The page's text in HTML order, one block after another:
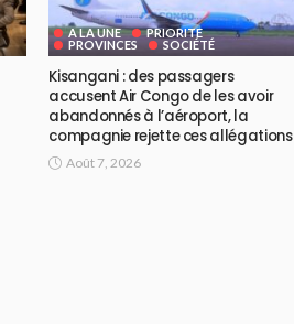
A LA UNE
PRIORITE
PROVINCES
SOCIÉTÉ
Kisangani : des passagers
accusent Air Congo de les avoir
abandonnés à l’aéroport, la
compagnie rejette ces allégations
Août 7, 2026